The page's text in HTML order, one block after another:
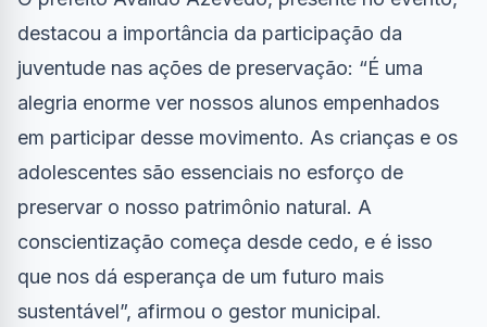
destacou a importância da participação da
juventude nas ações de preservação: “É uma
alegria enorme ver nossos alunos empenhados
em participar desse movimento. As crianças e os
adolescentes são essenciais no esforço de
preservar o nosso patrimônio natural. A
conscientização começa desde cedo, e é isso
que nos dá esperança de um futuro mais
sustentável”, afirmou o gestor municipal.